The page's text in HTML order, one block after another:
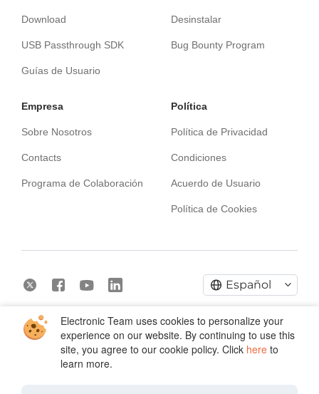
Electronic Team uses cookies to personalize your
experience on our website. By continuing to use this
site, you agree to our cookie policy. Click here to
learn more.
Download
USB Passthrough SDK
Guías de Usuario
Desinstalar
Bug Bounty Program
Empresa
Sobre Nosotros
Contacts
Programa de Colaboración
Política
Política de Privacidad
Condiciones
Acuerdo de Usuario
Política de Cookies
Copyright © 2026 Electronic Team, Inc., sus filiales y
licenciadores.Información Legal.
11890 Sunrise Valley Dr, Ste 111, Reston, VA 20191, USA •
+12023358465 •support@electronic.us
Español